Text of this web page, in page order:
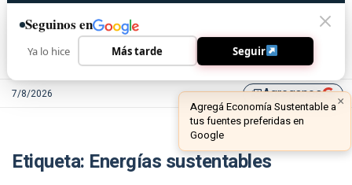
7/8/2026 library_addAgreganos ×
Agregá Economía Sustentable a
tus fuentes preferidas en
Google
Etiqueta: Energías sustentables
Seguinos en
Ya lo hice Más tarde Seguir